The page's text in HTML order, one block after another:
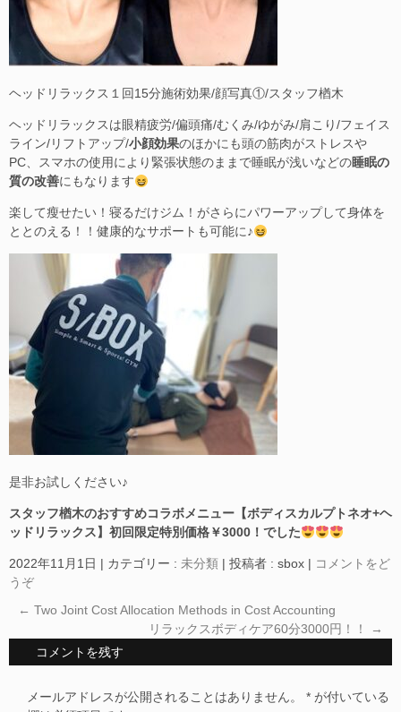
ヘッドリラックス１回15分施術効果/顔写真①/スタッフ楢木
ヘッドリラックスは眼精疲労/偏頭痛/むくみ/ゆがみ/肩こり/フェイス
ライン/リフトアップ/小顔効果のほかにも頭の筋肉がストレスや
PC、スマホの使用により緊張状態のままで睡眠が浅いなどの睡眠の
質の改善にもなります
楽して瘦せたい！寝るだけジム！がさらにパワーアップして身体を
ととのえる！！健康的なサポートも可能に♪
是非お試しください♪
スタッフ楢木のおすすめコラボメニュー【ボディスカルプトネオ+ヘ
ッドリラックス】初回限定特別価格￥3000！でした
2022年11月1日 | カテゴリー : 未分類 | 投稿者 : sbox | コメントをど
うぞ
← Two Joint Cost Allocation Methods in Cost Accounting
リラックスボディケア60分3000円！！
→
コメントを残す
メールアドレスが公開されることはありません。 * が付いている